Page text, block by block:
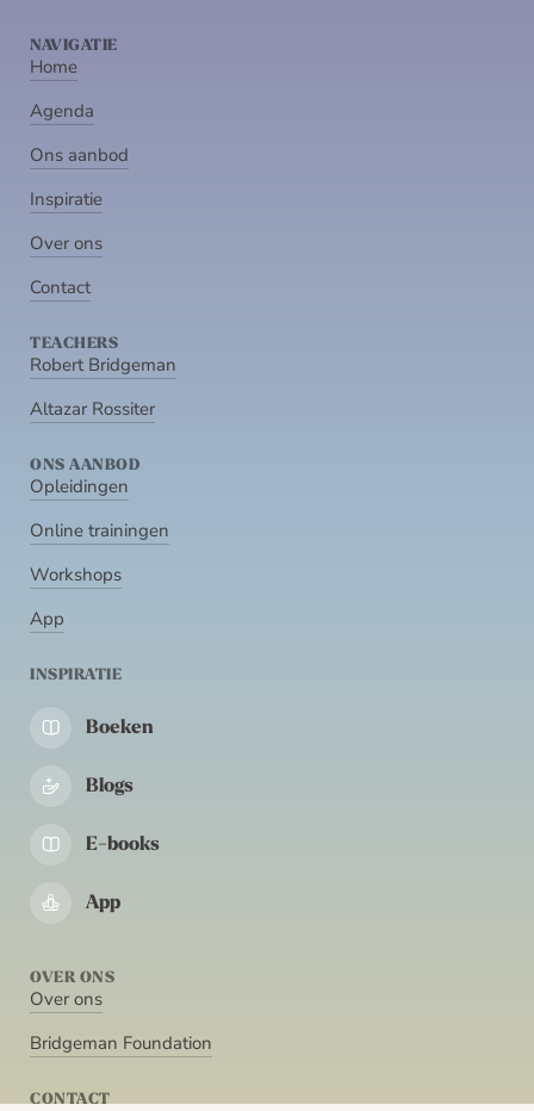
NAVIGATIE
Home
Agenda
Ons aanbod
Inspiratie
Over ons
Contact
TEACHERS
Robert Bridgeman
Altazar Rossiter
ONS AANBOD
Opleidingen
Online trainingen
Workshops
App
INSPIRATIE
Boeken
Blogs
E-books
App
OVER ONS
Over ons
Bridgeman Foundation
CONTACT